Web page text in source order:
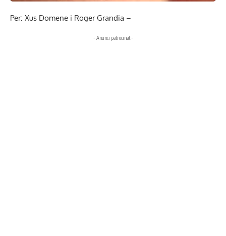
Per: Xus Domene i Roger Grandia –
- Anunci patrocinat -